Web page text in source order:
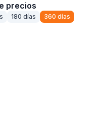
precios
180 días 360 días